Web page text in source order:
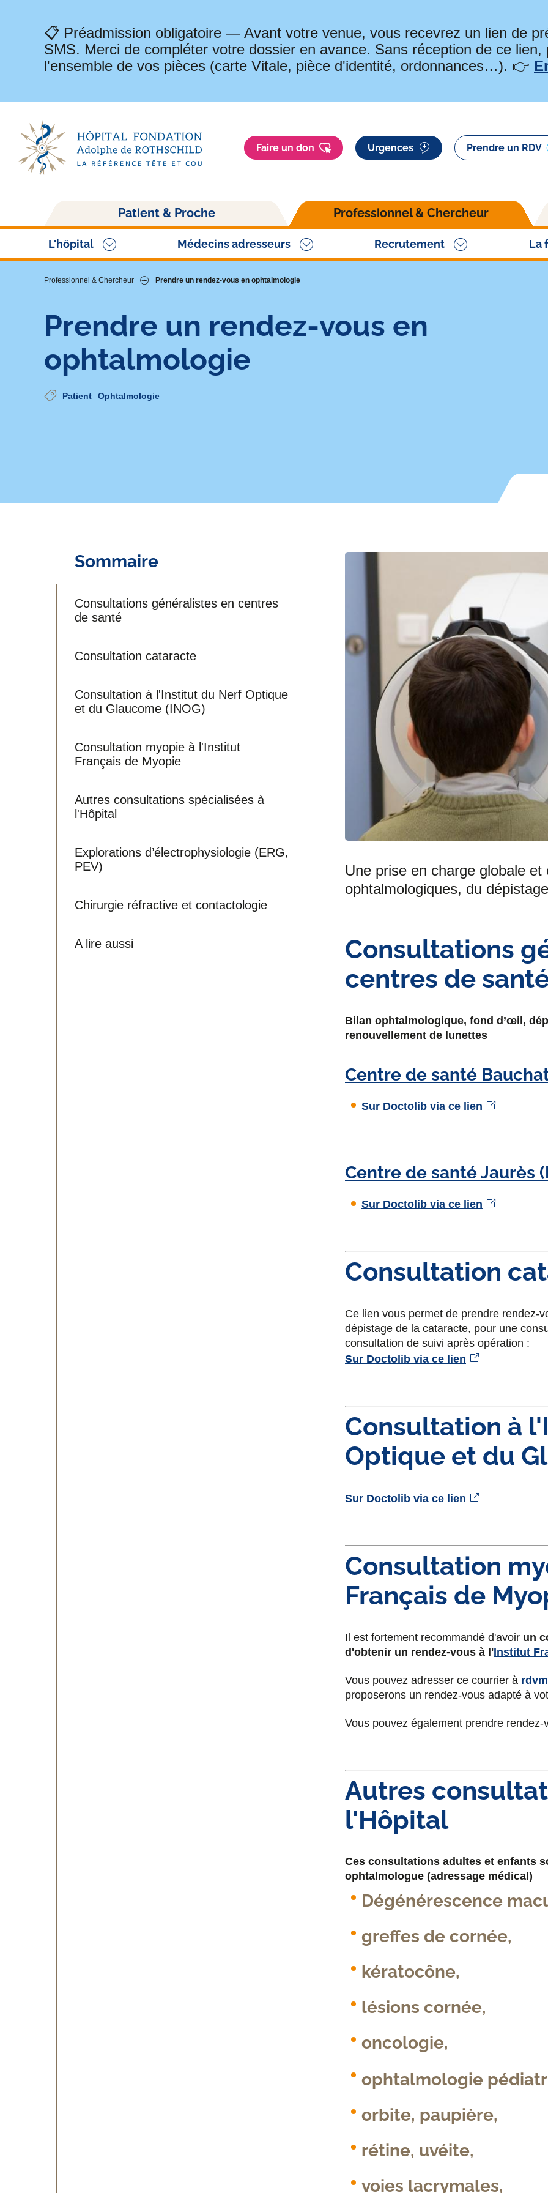
📋 Préadmission obligatoire — Avant votre venue, vous recevrez un lien de
SMS. Merci de compléter votre dossier en avance. Sans réception de ce
l'ensemble de vos pièces (carte Vitale, pièce d'identité, ordonnances…). 👉
Faire un don Urgences Prendre un RDV
Patient & Proche Professionnel & Chercheur
L'hôpital Médecins adresseurs Recrutement La
Fil
d'Ariane
Professionnel & Chercheur Prendre un rendez-vous en ophtalmologie
Prendre un rendez-vous en
ophtalmologie
Patient Ophtalmologie
Sommaire
Consultations généralistes en centres
de santé
Consultation cataracte
Consultation à l'Institut du Nerf Optique
et du Glaucome (INOG)
Consultation myopie à l'Institut
Français de Myopie
Autres consultations spécialisées à
l'Hôpital
Explorations d’électrophysiologie (ERG,
PEV)
Chirurgie réfractive et contactologie
A lire aussi
Une prise en charge globale
ophtalmologiques, du
Consultations
centres de
Bilan ophtalmologique, fond d’œil,
renouvellement de lunettes
Centre de santé
Sur Doctolib via ce lien
Centre de santé Jaurès
Sur Doctolib via ce lien
Consultation
Ce lien vous permet de prendre rendez-
dépistage de la cataracte, pour une
consultation de suivi après opération :
Sur Doctolib via ce lien
Consultation à
Optique et du
Sur Doctolib via ce lien
Consultation
Français de
Il est fortement recommandé d'avoir un
d'obtenir un rendez-vous à l'Institut
Vous pouvez adresser ce courrier à
proposerons un rendez-vous adapté à
Vous pouvez également prendre rendez-
Autres
l'Hôpital
Ces consultations adultes et enfants
ophtalmologue (adressage médical)
Dégénérescence
greffes de cornée,
kératocône,
lésions cornée,
oncologie,
ophtalmologie
orbite, paupière,
rétine, uvéite,
voies lacrymales,